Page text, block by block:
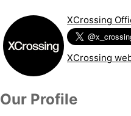
XCrossing
XCrossing
Our Profile